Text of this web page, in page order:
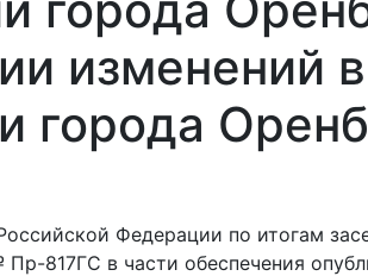
изменений в
города
Федерации по итогам
817ГС в части обеспечения